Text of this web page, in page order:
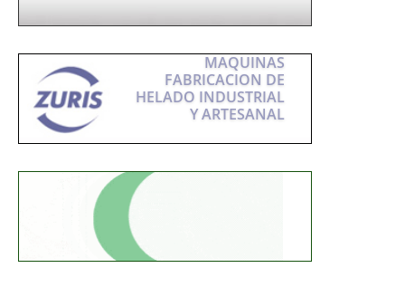
MAQUINAS
FABRICACION DE
HELADO INDUSTRIAL
Y ARTESANAL